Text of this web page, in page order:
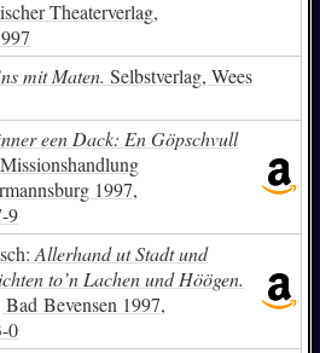
Theaterverlag,
mit Maten. Selbstverlag, Wees
een Dack: En Göpschvull
Missionshandlung
1997,
9
Allerhand ut Stadt und
to’n Lachen und Höögen.
Bevensen 1997,
0